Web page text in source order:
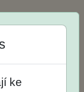
ke